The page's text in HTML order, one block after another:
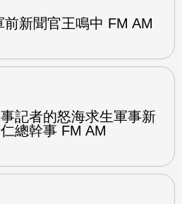
前新聞官王鳴中 FM AM
記者的怒海求生軍事新
總幹事 FM AM